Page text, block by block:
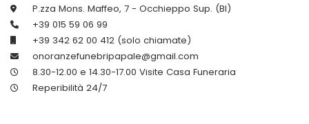
P.zza Mons. Maffeo, 7 - Occhieppo Sup. (BI)
+39 015 59 06 99
+39 342 62 00 412 (solo chiamate)
onoranzefunebripapale@gmail.com
8.30-12.00 e 14.30-17.00 Visite Casa Funeraria
Reperibilità 24/7